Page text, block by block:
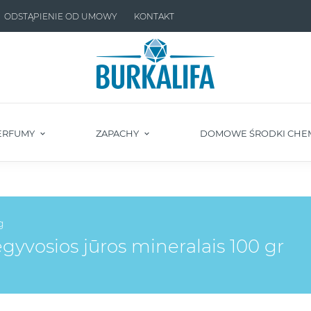
ODSTĄPIENIE OD UMOWY KONTAKT
ZAPACHY DOMOWE ŚRODKI
jūros mineralais 100 gr